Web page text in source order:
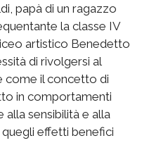
papà di un ragazzo
la classe IV
artistico Benedetto
di rivolgersi al
come il concetto di
in comportamenti
sensibilità e alla
effetti benefici